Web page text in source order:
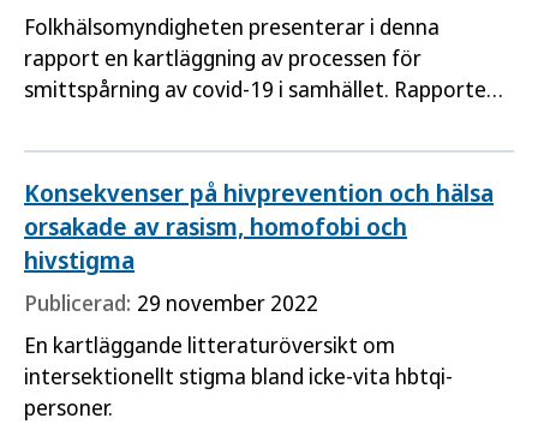
Folkhälsomyndigheten presenterar i denna
rapport en kartläggning av processen för
smittspårning av covid-19 i samhället. Rapporten
av att effektivisera denna process och förslag om
ett digitalt ärendehanteringssystem som stöd för
smittspårning.
Konsekvenser på hivprevention och hälsa
orsakade av rasism, homofobi och
hivstigma
Publicerad: 29 november 2022
En kartläggande litteraturöversikt om
intersektionellt stigma bland icke-vita hbtqi-
personer.